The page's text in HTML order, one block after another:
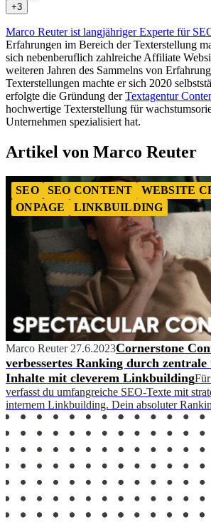
+3
Marco Reuter ist langjähriger Experte für
Erfahrungen im Bereich der Texterstellung
sich nebenberuflich zahlreiche Affiliate
weiteren Jahren des Sammelns von
Texterstellungen machte er sich 2020
erfolgte die Gründung derTextagentur
hochwertige Texterstellung für
Unternehmen spezialisiert hat.
Artikel von Marco Reuter
SEO SEO CONTENT
WEBSITE
ONPAGE
LINKBUILDING
Marco Reuter 27.6.2023Cornerstone
verbessertes Ranking durch
Inhalte mit cleverem Linkbuilding
verfasst du umfangreiche SEO-Texte mit
internem Linkbuilding. Dein absoluter